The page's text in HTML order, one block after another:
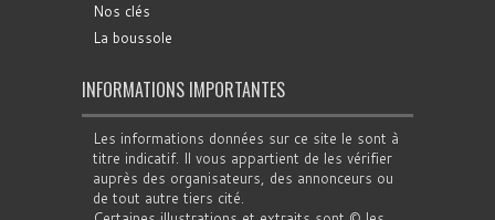
Nos clés
La boussole
INFORMATIONS IMPORTANTES
Les informations données sur ce site le sont à
titre indicatif. Il vous appartient de les vérifier
auprès des organisateurs, des annonceurs ou
de tout autre tiers cité.